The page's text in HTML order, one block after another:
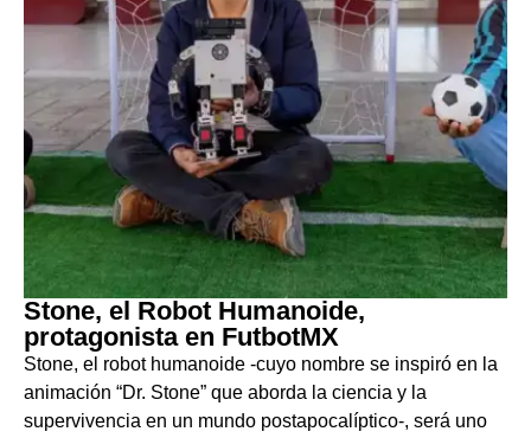
Stone, el Robot Humanoide,
protagonista en FutbotMX
Stone, el robot humanoide -cuyo nombre se inspiró en la
animación “Dr. Stone” que aborda la ciencia y la
supervivencia en un mundo postapocalíptico-, será uno